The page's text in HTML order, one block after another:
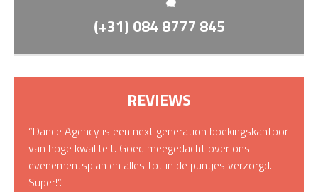
(+31) 084 8777 845
REVIEWS
“Dance Agency is een next generation boekingskantoor
van hoge kwaliteit. Goed meegedacht over ons
evenementsplan en alles tot in de puntjes verzorgd.
Super!”.